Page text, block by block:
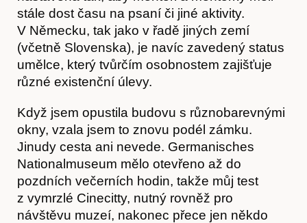
Obchod
stále dost času na psaní či jiné aktivity.
V Německu, tak jako v řadě jiných zemí
(včetně Slovenska), je navíc zavedený status
umělce, který tvůrčím osobnostem zajišťuje
různé existenční úlevy.
Když jsem opustila budovu s různobarevnými
okny, vzala jsem to znovu podél zámku.
Jinudy cesta ani nevede. Germanisches
Nationalmuseum mělo otevřeno až do
pozdních večerních hodin, takže můj test
z vymrzlé Cinecitty, nutný rovněž pro
návštěvu muzeí, nakonec přece jen někdo